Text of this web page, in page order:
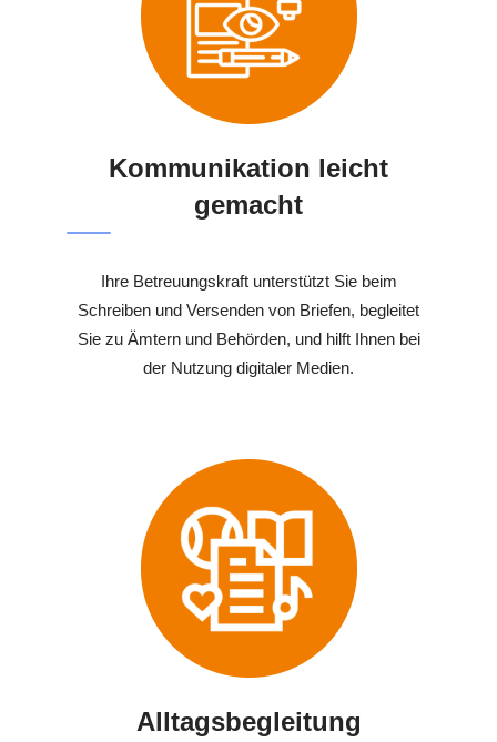
Kommunikation leicht
gemacht
Ihre Betreuungskraft unterstützt Sie beim
Schreiben und Versenden von Briefen, begleitet
Sie zu Ämtern und Behörden, und hilft Ihnen bei
der Nutzung digitaler Medien.
Alltagsbegleitung